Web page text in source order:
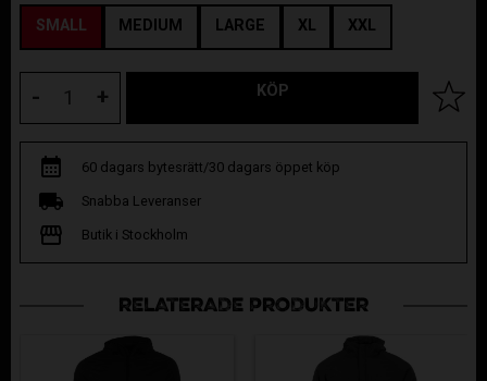
SMALL MEDIUM LARGE XL XXL
+
- KÖP Lägg
60 dagars bytesrätt/30 dagars öppet köp
Snabba Leveranser
Butik i Stockholm
RELATERADE PRODUKTER